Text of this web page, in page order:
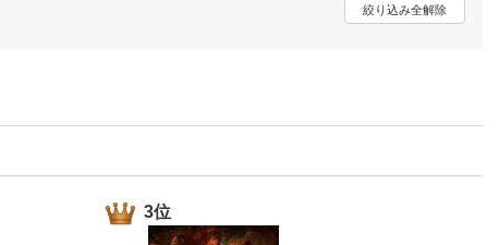
動画配信ガイド
チケット
エンタメニュース
絞り込み全解除
3位